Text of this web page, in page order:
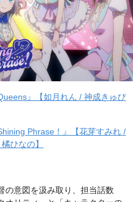
』【如月れん / 神成きゅぴ
Phrase！』【花芽すみれ /
ひなの】
の意図を汲み取り、担当話数